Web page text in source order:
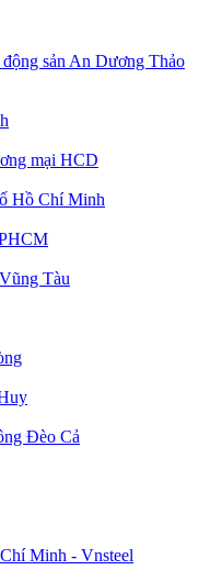
sản An Dương Thảo
mại HCD
Hồ Chí Minh
Tàu
Đèo Cả
Minh - Vnsteel